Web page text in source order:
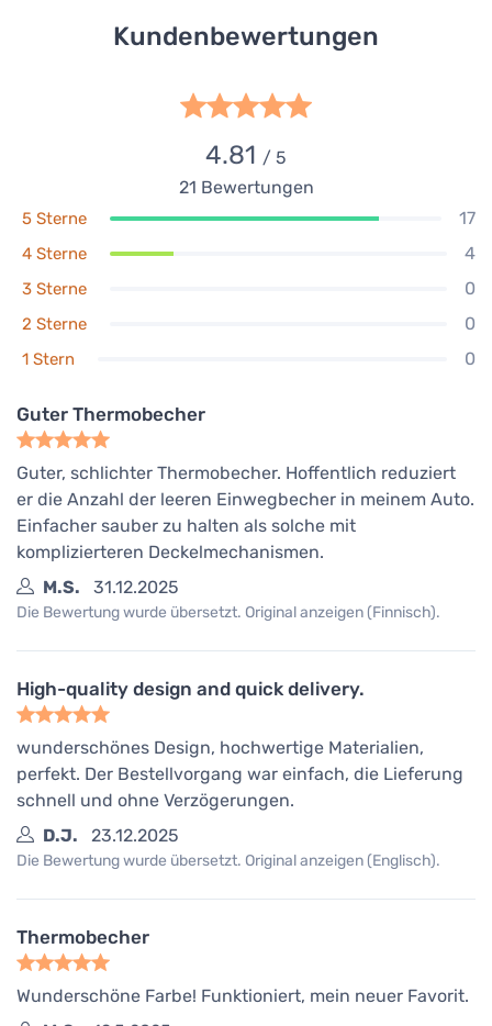
Kundenbewertungen
4.81 / 5
21 Bewertungen
5 Sterne 17
4 Sterne 4
3 Sterne 0
2 Sterne 0
1 Stern 0
Guter Thermobecher
Guter, schlichter Thermobecher. Hoffentlich reduziert
er die Anzahl der leeren Einwegbecher in meinem Auto.
Einfacher sauber zu halten als solche mit
komplizierteren Deckelmechanismen.
M.S.
31.12.2025
Die Bewertung wurde übersetzt. Original anzeigen (Finnisch).
High-quality design and quick delivery.
wunderschönes Design, hochwertige Materialien,
perfekt. Der Bestellvorgang war einfach, die Lieferung
schnell und ohne Verzögerungen.
D.J.
23.12.2025
Die Bewertung wurde übersetzt. Original anzeigen (Englisch).
Thermobecher
Wunderschöne Farbe! Funktioniert, mein neuer Favorit.